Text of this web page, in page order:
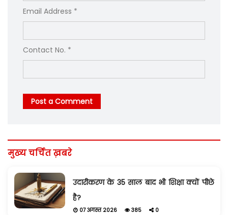
Email Address *
Contact No. *
Post a Comment
मुख्य चर्चित ख़बरे
उदारीकरण के 35 साल बाद भी शिक्षा क्यों पीछे
है?
07 अगस्त 2026 385 0